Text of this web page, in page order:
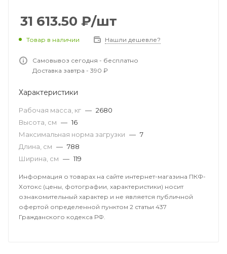
31 613.50 ₽/шт
Товар в наличии Нашли дешевле?
Самовывоз сегодня - бесплатно
Доставка завтра - 390 ₽
Характеристики
Рабочая масса, кг — 2680
Высота, см — 16
Максимальная норма загрузки — 7
Длина, см — 788
Ширина, см — 119
Информация о товарах на сайте интернет-магазина ПКФ-
Хотокс (цены, фотографии, характеристики) носит
ознакомительный характер и не является публичной
офертой определенной пунктом 2 статьи 437
Гражданского кодекса РФ.